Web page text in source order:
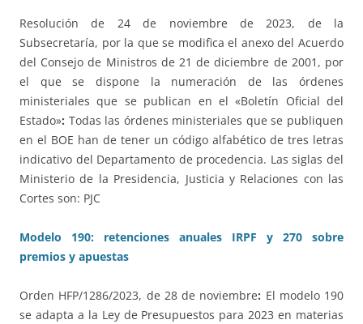
Resolución de 24 de noviembre de 2023, de la
Subsecretaría, por la que se modifica el anexo del Acuerdo
del Consejo de Ministros de 21 de diciembre de 2001, por
el que se dispone la numeración de las órdenes
ministeriales que se publican en el «Boletín Oficial del
Estado»: Todas las órdenes ministeriales que se publiquen
en el BOE han de tener un código alfabético de tres letras
indicativo del Departamento de procedencia. Las siglas del
Ministerio de la Presidencia, Justicia y Relaciones con las
Cortes son: PJC
Modelo 190: retenciones anuales IRPF y 270 sobre
premios y apuestas
Orden HFP/1286/2023, de 28 de noviembre: El modelo 190
se adapta a la Ley de Presupuestos para 2023 en materias